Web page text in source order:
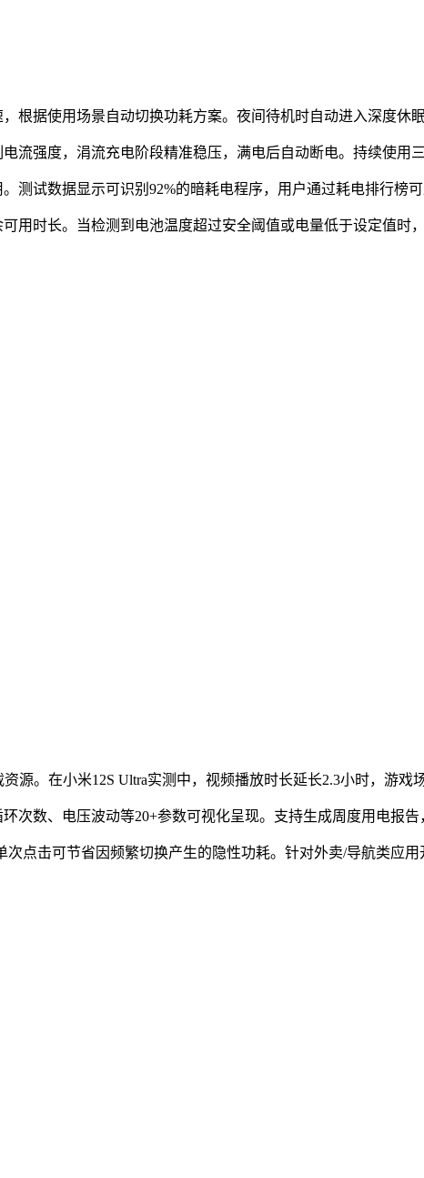
根据使用场景自动切换功耗方案。夜间待机时自动进入深度休
流强度，涓流充电阶段精准稳压，满电后自动断电。持续使用
测试数据显示可识别92%的暗耗电程序，用户通过耗电排行榜
用时长。当检测到电池温度超过安全阈值或电量低于设定值时
源。在小米12S Ultra实测中，视频播放时长延长2.3小时，游戏
次数、电压波动等20+参数可视化呈现。支持生成周度用电报告
点击可节省因频繁切换产生的隐性功耗。针对外卖/导航类应